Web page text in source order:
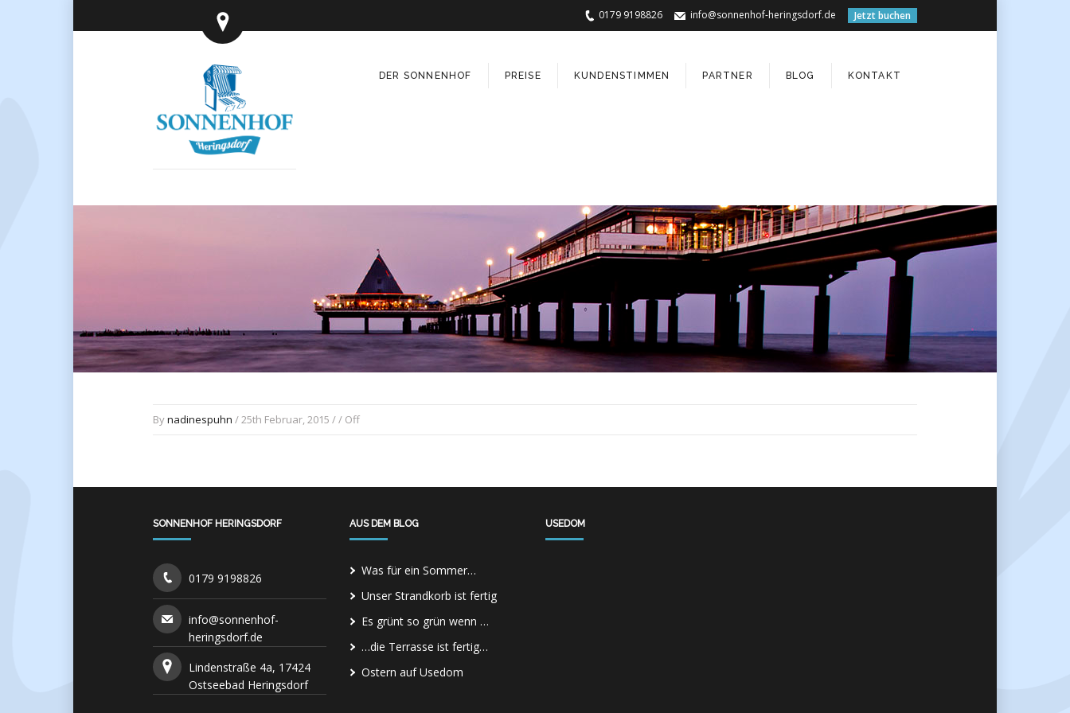
Jetzt buchen
0179 9198826 info@sonnenhof-heringsdorf.de
DER SONNENHOF PREISE KUNDENSTIMMEN PARTNER BLOG KONTAKT
Bynadinespuhn / 25th Februar, 2015 / / Off
SONNENHOF HERINGSDORF
0179 9198826
info@sonnenhof-
heringsdorf.de
Lindenstraße 4a, 17424
Ostseebad Heringsdorf
AUS DEM BLOG
Was für ein Sommer…
Unser Strandkorb ist fertig
Es grünt so grün wenn …
…die Terrasse ist fertig…
Ostern auf Usedom
USEDOM